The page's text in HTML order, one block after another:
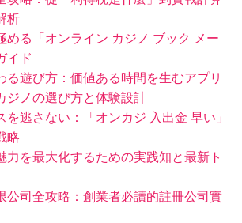
析
める「オンライン カジノ ブック メー
イド
る遊び方：価値ある時間を生むアプリ
ジノの選び方と体験設計
を逃さない：「オンカジ 入出金 早い」
略
力を最大化するための実践知と最新ト
公司全攻略：創業者必讀的註冊公司實